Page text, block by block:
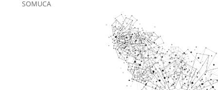
SOMUCA